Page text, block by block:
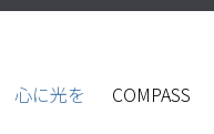
心に光を COMPASS